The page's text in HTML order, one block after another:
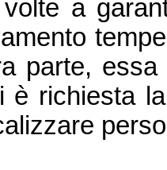
volte a
parte,
è richiesta